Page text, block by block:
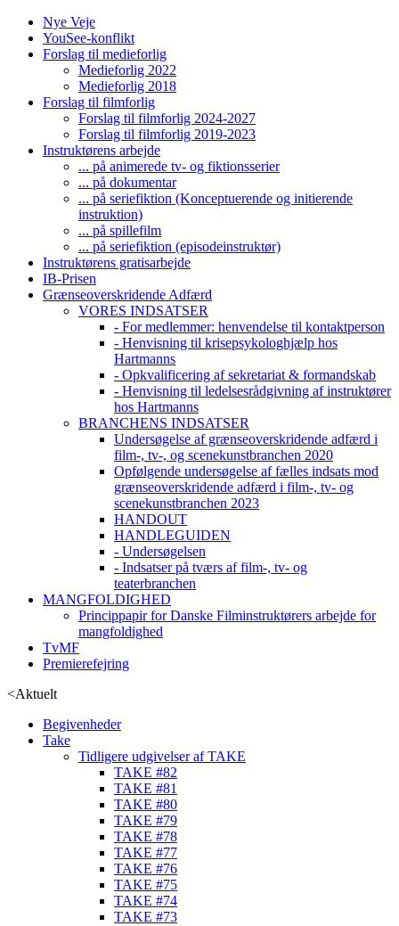
Nye Veje
YouSee-konflikt
Forslag til medieforlig
Medieforlig 2022
Medieforlig 2018
Forslag til filmforlig
Forslag til filmforlig 2024-2027
Forslag til filmforlig 2019-2023
Instruktørens arbejde
... på animerede tv- og fiktionsserier
... på dokumentar
... på seriefiktion (Konceptuerende og initierende
instruktion)
... på spillefilm
... på seriefiktion (episodeinstruktør)
Instruktørens gratisarbejde
IB-Prisen
Grænseoverskridende Adfærd
VORES INDSATSER
- For medlemmer: henvendelse til kontaktperson
- Henvisning til krisepsykologhjælp hos
Hartmanns
- Opkvalificering af sekretariat & formandskab
- Henvisning til ledelsesrådgivning af instruktører
hos Hartmanns
BRANCHENS INDSATSER
Undersøgelse af grænseoverskridende adfærd i
film-, tv-, og scenekunstbranchen 2020
Opfølgende undersøgelse af fælles indsats mod
grænseoverskridende adfærd i film-, tv- og
scenekunstbranchen 2023
HANDOUT
HANDLEGUIDEN
- Undersøgelsen
- Indsatser på tværs af film-, tv- og
teaterbranchen
MANGFOLDIGHED
Princippapir for Danske Filminstruktørers arbejde for
mangfoldighed
TvMF
Premierefejring
<Aktuelt
Begivenheder
Take
Tidligere udgivelser af TAKE
TAKE #82
TAKE #81
TAKE #80
TAKE #79
TAKE #78
TAKE #77
TAKE #76
TAKE #75
TAKE #74
TAKE #73